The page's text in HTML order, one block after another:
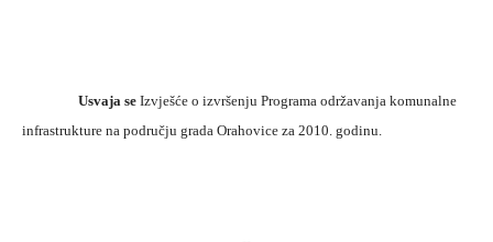
Usvaja se Izvješće o izvršenju Programa održavanja komunalne
infrastrukture na području grada Orahovice za 2010. godinu.